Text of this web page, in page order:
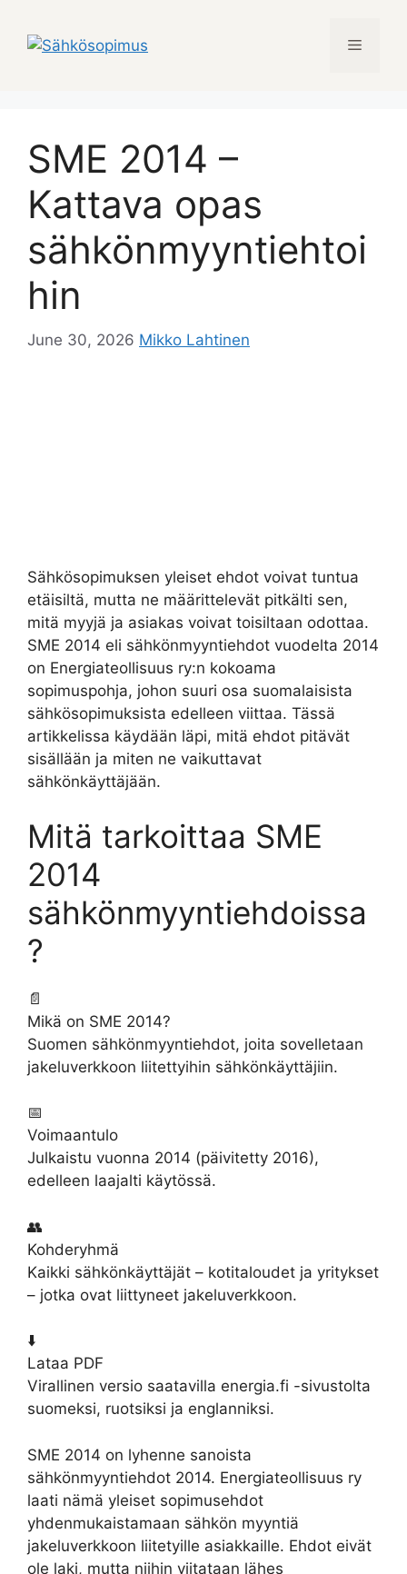
content
Menu
SME 2014 –
Kattava opas
sähkönmyyntiehtoi
hin
June 30, 2026 Mikko Lahtinen
Sähkösopimuksen yleiset ehdot voivat tuntua
etäisiltä, mutta ne määrittelevät pitkälti sen,
mitä myyjä ja asiakas voivat toisiltaan odottaa.
SME 2014 eli sähkönmyyntiehdot vuodelta 2014
on Energiateollisuus ry:n kokoama
sopimuspohja, johon suuri osa suomalaisista
sähkösopimuksista edelleen viittaa. Tässä
artikkelissa käydään läpi, mitä ehdot pitävät
sisällään ja miten ne vaikuttavat
sähkönkäyttäjään.
Mitä tarkoittaa SME
2014
sähkönmyyntiehdoissa
?
📄
Mikä on SME 2014?
Suomen sähkönmyyntiehdot, joita sovelletaan
jakeluverkkoon liitettyihin sähkönkäyttäjiin.
📅
Voimaantulo
Julkaistu vuonna 2014 (päivitetty 2016),
edelleen laajalti käytössä.
👥
Kohderyhmä
Kaikki sähkönkäyttäjät – kotitaloudet ja yritykset
– jotka ovat liittyneet jakeluverkkoon.
⬇️
Lataa PDF
Virallinen versio saatavilla energia.fi -sivustolta
suomeksi, ruotsiksi ja englanniksi.
SME 2014 on lyhenne sanoista
sähkönmyyntiehdot 2014. Energiateollisuus ry
laati nämä yleiset sopimusehdot
yhdenmukaistamaan sähkön myyntiä
jakeluverkkoon liitetyille asiakkaille. Ehdot eivät
ole laki, mutta niihin viitataan lähes